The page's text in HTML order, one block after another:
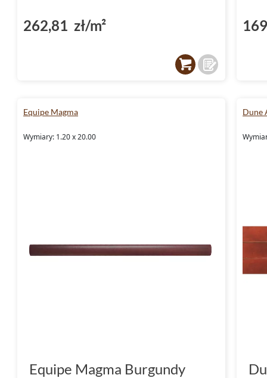
262,81 zł/m²
Equipe Magma
Wymiary: 1.20 x 20.00
Equipe Magma Burgundy
Dune